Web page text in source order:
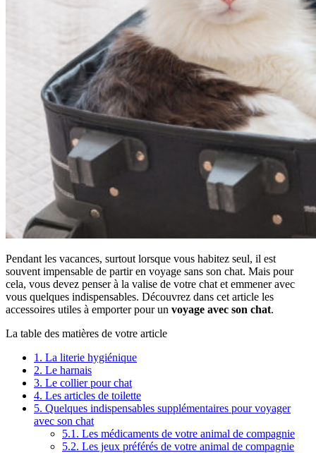
Pendant les vacances, surtout lorsque vous habitez seul, il est
souvent impensable de partir en voyage sans son chat. Mais pour
cela, vous devez penser à la valise de votre chat et emmener avec
vous quelques indispensables. Découvrez dans cet article les
accessoires utiles à emporter pour un voyage avec son chat.
La table des matières de votre article
1. La literie hygiénique
2. Le harnais
3. Le collier pour chat
4. Les articles de toilette
5. Quelques indispensables supplémentaires pour voyager
avec son chat
5.1. Les médicaments de votre animal de compagnie
5.2. Les jeux préférés de votre animal de compagnie